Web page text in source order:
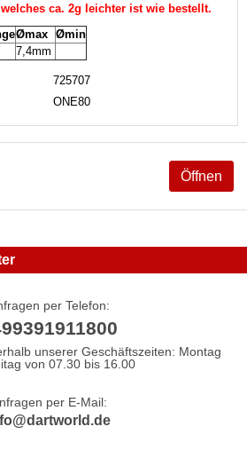
ca. 2g leichter ist wie bestellt.
Ømax Ømin
7,4mm
725707
ONE80
Öffnen
per Telefon:
unserer Geschäftszeiten: Montag
von 07.30 bis 16.00
per E-Mail: